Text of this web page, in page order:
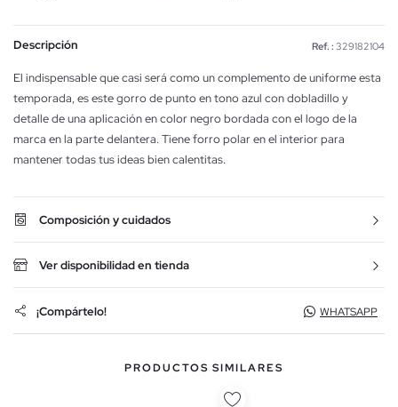
Descripción Ref. : 329182104
El indispensable que casi será como un complemento de uniforme esta
temporada, es este gorro de punto en tono azul con dobladillo y
detalle de una aplicación en color negro bordada con el logo de la
marca en la parte delantera. Tiene forro polar en el interior para
mantener todas tus ideas bien calentitas.
Composición y cuidados
Ver disponibilidad en tienda
¡Compártelo! WHATSAPP
PRODUCTOS SIMILARES